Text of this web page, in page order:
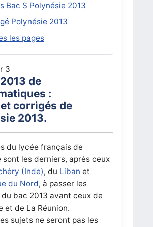
Bac S Polynésie 2013
Polynésie 2013
les pages
3
de
:
corrigés de
2013.
du lycée français de
sont les derniers, après ceux
(Inde), du Liban et
du Nord, à passer les
bac 2013 avant ceux de
et de La Réunion.
sujets ne seront pas les